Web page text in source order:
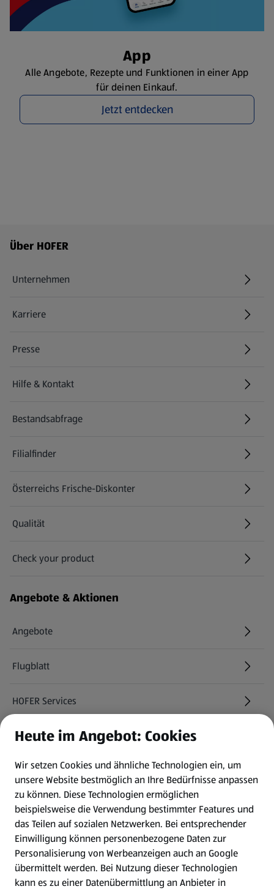
App
Alle Angebote, Rezepte und Funktionen in einer App
für deinen Einkauf.
Jetzt entdecken
Fußzeilenmenü - weitere Links
Über HOFER
Unternehmen
Karriere
(öffnet in einem neuen Tab)
Presse
Hilfe & Kontakt
(öffnet in einem neuen Tab)
Bestandsabfrage
(öffnet in einem neuen Tab)
Filialfinder
Österreichs Frische-Diskonter
Qualität
Check your product
(öffnet in einem neuen Tab)
Angebote & Aktionen
Angebote
Flugblatt
HOFER Services
Newsletter
WhatsApp
Gewinnspiele
Mein HOFER. Meine Einkäufe.
Meine Meinung. Mein HOFER.
Heute im Angebot: Cookies
Wir setzen Cookies und ähnliche Technologien ein, um
unsere Website bestmöglich an Ihre Bedürfnisse anpassen
zu können. Diese Technologien ermöglichen
beispielsweise die Verwendung bestimmter Features und
das Teilen auf sozialen Netzwerken. Bei entsprechender
Einwilligung können personenbezogene Daten zur
Personalisierung von Werbeanzeigen auch an Google
übermittelt werden. Bei Nutzung dieser Technologien
kann es zu einer Datenübermittlung an Anbieter in